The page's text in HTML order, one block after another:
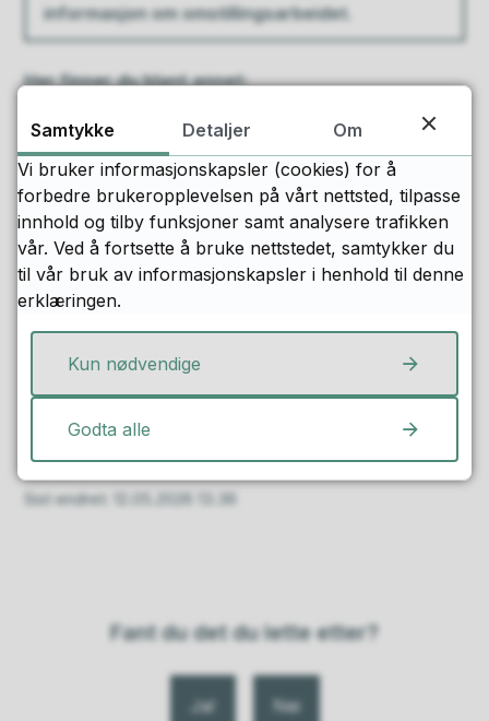
informasjon om omstillingsarbeidet.
Her finner du blant annet:
Bakgrunn og hvorfor vi omstiller
Hva som er under vurdering – og hva som ikke
er besluttet
Tidslinje og status i prosessen
Muligheter for å gi innspill
Vi ønsker å være åpne om prosessen, og gi
innbyggerne god og oppdatert informasjon
Sist endret 12.05.2026 13.36
Fant du det du lette etter?
Ja Nei
Samtykke Detaljer
Om
Vi bruker informasjonskapsler (cookies) for å
forbedre brukeropplevelsen på vårt nettsted, tilpasse
innhold og tilby funksjoner samt analysere trafikken
vår. Ved å fortsette å bruke nettstedet, samtykker du
til vår bruk av informasjonskapsler i henhold til denne
erklæringen.
Kun nødvendige
Godta alle